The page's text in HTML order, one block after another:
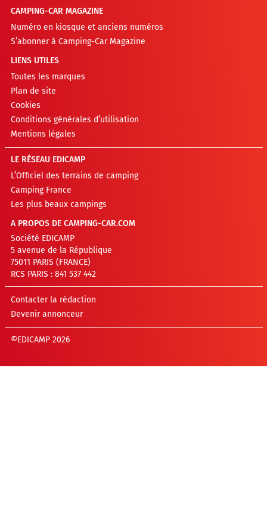
CAMPING-CAR MAGAZINE
Numéro en kiosque et anciens numéros
S’abonner à Camping-Car Magazine
LIENS UTILES
Toutes les marques
Plan de site
Cookies
Conditions générales d’utilisation
Mentions légales
LE RÉSEAU EDICAMP
L’Officiel des terrains de camping
Camping France
Les plus beaux campings
A PROPOS DE CAMPING-CAR.COM
Société EDICAMP
5 avenue de la République
75011 PARIS (FRANCE)
RCS PARIS : 841 537 442
Contacter la rédaction
Devenir annonceur
©EDICAMP 2026